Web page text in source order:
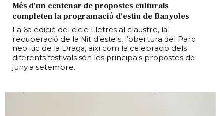
Més d'un centenar de propostes culturals
completen la programació d'estiu de Banyoles
La 6a edició del cicle Lletres al claustre, la
recuperació de la Nit d’estels, l’obertura del Parc
neolític de la Draga, així com la celebració dels
diferents festivals són les principals propostes de
juny a setembre.